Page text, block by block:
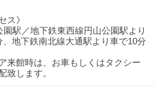
ス》
園駅／地下鉄東西線円山公園駅より
、地下鉄南北線大通駅より車で10分
来館時は、お車もしくはタクシー
致します。